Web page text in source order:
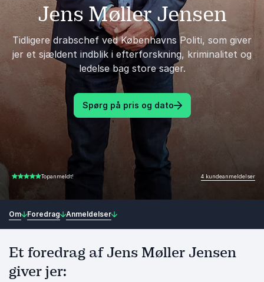
Jens Møller Jensen
Tidligere drabschef ved Københavns Politi, som giver
jer et sjældent indblik i efterforskning, kriminalitet og
ledelse bag store sager.
Spørg på pris og dato
4.50 ud af 5Topanmeldt! 4 kundeanmeldelser
Om Foredrag Anmeldelser
Et foredrag af Jens Møller Jensen
giver jer: